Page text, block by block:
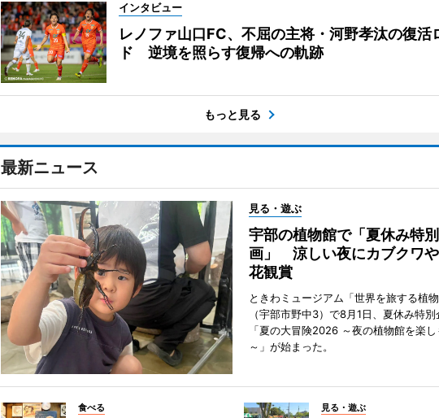
インタビュー
レノファ山口FC、不屈の主将・河野孝汰の復活
ド 逆境を照らす復帰への軌跡
もっと見る
最新ニュース
見る・遊ぶ
宇部の植物館で「夏休み特
画」 涼しい夜にカブクワ
花観賞
ときわミュージアム「世界を旅する植物
（宇部市野中3）で8月1日、夏休み特別
「夏の大冒険2026 ～夜の植物館を楽し
～」が始まった。
食べる 見る・遊ぶ